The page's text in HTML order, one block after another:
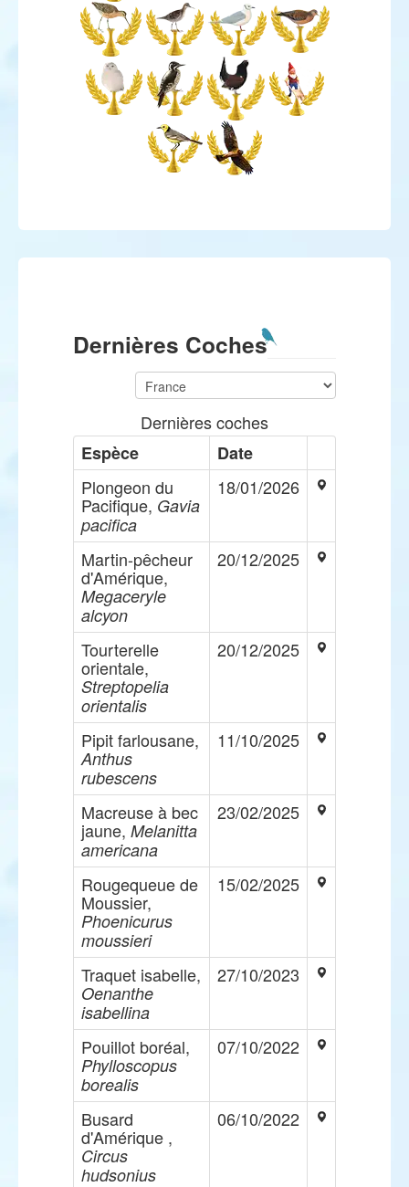
Dernières Coches
Dernières coches
Espèce
Date
Plongeon du
Pacifique, Gavia
pacifica
18/01/2026
Martin-pêcheur
d'Amérique,
Megaceryle
alcyon
20/12/2025
Tourterelle
orientale,
Streptopelia
orientalis
20/12/2025
Pipit farlousane,
Anthus
rubescens
11/10/2025
Macreuse à bec
jaune, Melanitta
americana
23/02/2025
Rougequeue de
Moussier,
Phoenicurus
moussieri
15/02/2025
Traquet isabelle,
Oenanthe
isabellina
27/10/2023
Pouillot boréal,
Phylloscopus
borealis
07/10/2022
Busard
d'Amérique ,
Circus
hudsonius
06/10/2022